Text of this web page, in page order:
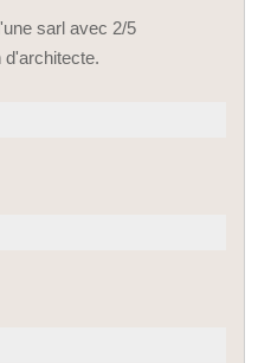
sarl avec 2/5
d'architecte.